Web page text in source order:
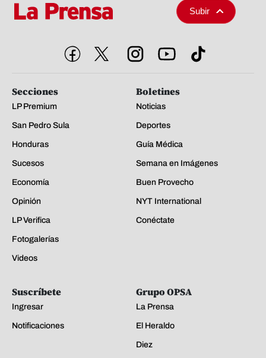
Subir
Secciones
LP Premium
San Pedro Sula
Honduras
Sucesos
Economía
Opinión
LP Verifica
Fotogalerías
Videos
Boletines
Noticias
Deportes
Guía Médica
Semana en Imágenes
Buen Provecho
NYT International
Conéctate
Suscríbete
Ingresar
Notificaciones
Grupo OPSA
La Prensa
El Heraldo
Diez